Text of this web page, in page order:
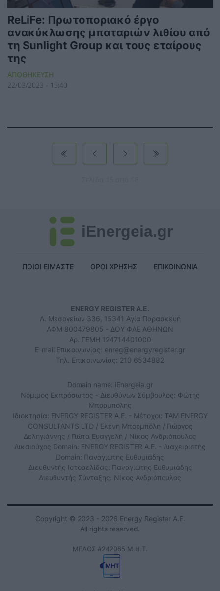
ReLiFe: Πρωτοποριακό έργο
ανακύκλωσης μπαταριών λιθίου από
τη Sunlight Group και τους εταίρους
της
ΑΠΟΘΗΚΕΥΣΗ
22/03/2023 - 15:40
iEnergeia.gr
ΠΟΙΟΙ ΕΙΜΑΣΤΕ ΟΡΟΙ ΧΡΗΣΗΣ ΕΠΙΚΟΙΝΩΝΙΑ
ENERGY REGISTER Α.Ε.
Λ. Μεσογείων 336, 15341 Αγία Παρασκευή
ΑΦΜ 800479805 - ΔΟΥ ΦΑΕ ΑΘΗΝΩΝ
Αρ. ΓΕΜΗ 124714401000
E-mail Επικοινωνίας: enreg@energyregister.gr
Τηλ. Επικοινωνίας: 210 6534882
Domain name: iEnergeia.gr
Νόμιμος Εκπρόσωπος - Διευθύνων Σύμβουλος: Φώτης
Μπορμπόλης
Ιδιοκτησία: ENERGY REGISTER Α.Ε. - Μέτοχοι: TAM ENERGY
CONSULTANTS LTD / Ελένη Μπορμπόλη / Γιώργος
Δεληγιάννης / Γιώτα Ευαγγελή / Νίκος Ανδριόπουλος
Δικαιούχος Domain: ENERGY REGISTER Α.Ε. - Διαχειριστής
Domain: Παναγιώτης Ευθυμιάδης
Διευθυντής Ιστοσελίδας: Παναγιώτης Ευθυμιάδης
Διευθυντής Σύνταξης: Νίκος Ανδριόπουλος
Copyright © 2023 - 2026 Energy Register Α.Ε.
All rights reserved.
ΜΕΛΟΣ #242065 Μ.Η.Τ.